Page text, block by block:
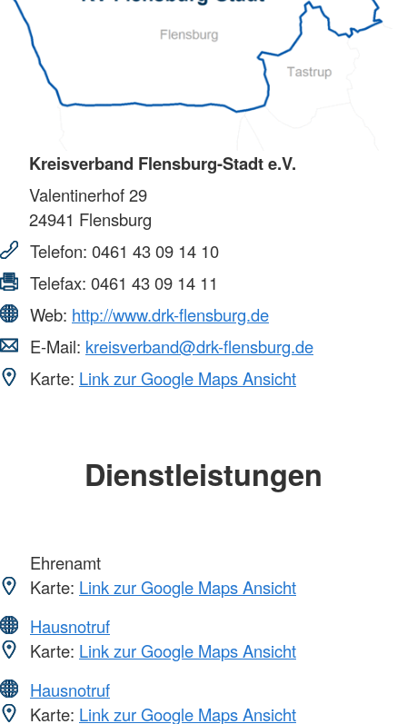
Kreisverband Flensburg-Stadt e.V.
Valentinerhof 29
24941 Flensburg
Telefon: 0461 43 09 14 10
Telefax: 0461 43 09 14 11
Web: http://www.drk-flensburg.de
E-Mail: kreisverband@drk-flensburg.de
Karte: Link zur Google Maps Ansicht
Dienstleistungen
Ehrenamt
Karte: Link zur Google Maps Ansicht
Hausnotruf
Karte: Link zur Google Maps Ansicht
Hausnotruf
Karte: Link zur Google Maps Ansicht